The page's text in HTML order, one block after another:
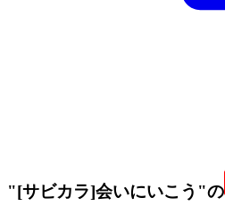
"[サビカラ]会いにいこう"の